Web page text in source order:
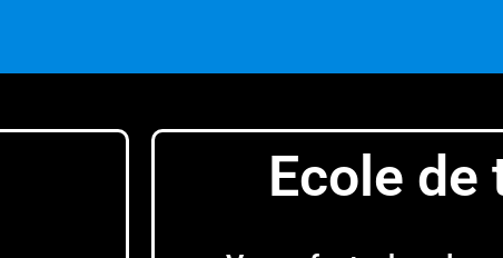
Ecole de